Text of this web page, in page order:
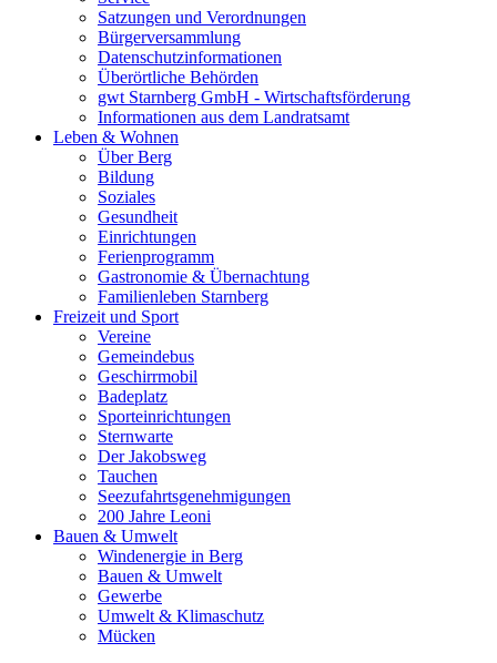
Satzungen und Verordnungen
Bürgerversammlung
Datenschutzinformationen
Überörtliche Behörden
gwt Starnberg GmbH - Wirtschaftsförderung
Informationen aus dem Landratsamt
Leben & Wohnen
Über Berg
Bildung
Soziales
Gesundheit
Einrichtungen
Ferienprogramm
Gastronomie & Übernachtung
Familienleben Starnberg
Freizeit und Sport
Vereine
Gemeindebus
Geschirrmobil
Badeplatz
Sporteinrichtungen
Sternwarte
Der Jakobsweg
Tauchen
Seezufahrtsgenehmigungen
200 Jahre Leoni
Bauen & Umwelt
Windenergie in Berg
Bauen & Umwelt
Gewerbe
Umwelt & Klimaschutz
Mücken